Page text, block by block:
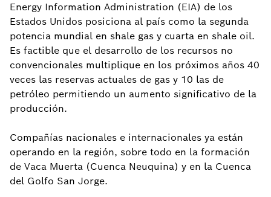
Energy Information Administration (EIA) de los
Estados Unidos posiciona al país como la segunda
potencia mundial en shale gas y cuarta en shale oil.
Es factible que el desarrollo de los recursos no
convencionales multiplique en los próximos años 40
veces las reservas actuales de gas y 10 las de
petróleo permitiendo un aumento significativo de la
producción.
Compañías nacionales e internacionales ya están
operando en la región, sobre todo en la formación
de Vaca Muerta (Cuenca Neuquina) y en la Cuenca
del Golfo San Jorge.